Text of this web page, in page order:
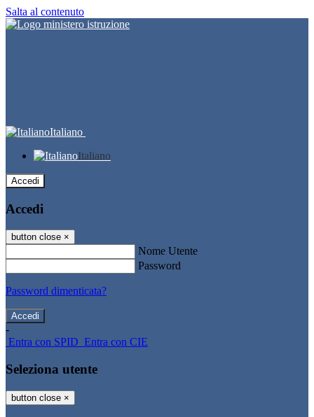
Salta al contenuto
Italiano
Italiano
Accedi
Accedi
button close ×
Nome Utente
Password
Password dimenticata?
-
Entra con SPID Entra con CIE
Seleziona utente
button close ×